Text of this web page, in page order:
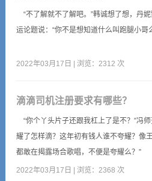
“不了解就不了解吧。”韩诚想了想，丹
运论题说：“你不是想知道什么叫跑腿小哥
2022年03月17日 | 浏览：2312 次
滴滴司机注册要求有哪些？
“你个丫头片子还跟我杠上了是不？”冯
耀了怎样滴？这年初有钱人谁不夸耀？像
都敢在揭露场合歌唱，不便是夸耀么？”
2022年03月17日 | 浏览：2368 次